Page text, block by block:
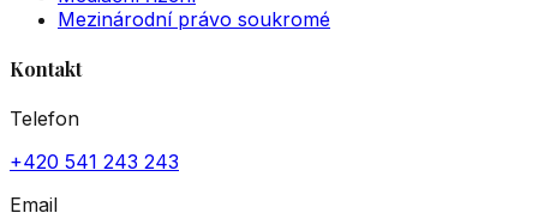
Mezinárodní právo soukromé
Kontakt
Telefon
+420 541 243 243
Email